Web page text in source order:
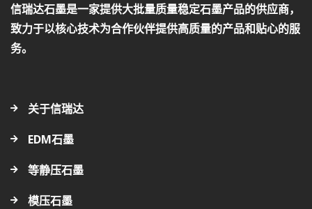
信瑞达石墨是一家提供大批量质量稳定石墨产品的供应商，
致力于以核心技术为合作伙伴提供高质量的产品和贴心的服
务。
关于信瑞达
EDM石墨
等静压石墨
模压石墨